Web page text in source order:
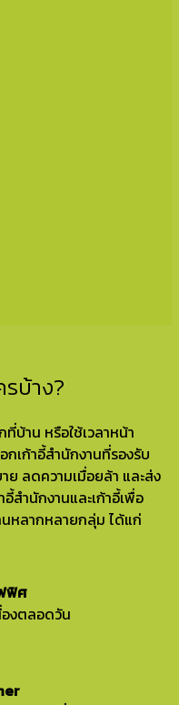
รบ้าง?
บ้าน หรือใช้เวลาหน้า
เก้าอี้สำนักงานที่รองรับ
ย ลดความเมื่อยล้า และส่ง
สำนักงานและเก้าอี้เพื่อ
นหลากหลายกลุ่ม ได้แก่
ฟิศ
งตลอดวัน